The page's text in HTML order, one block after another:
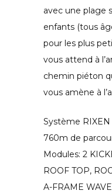
avec une plage
enfants (tous
pour les plus
vous attend à
chemin piéton
vous amène à
Système
760m de
Modules: 2
ROOF TOP,
A-FRAME